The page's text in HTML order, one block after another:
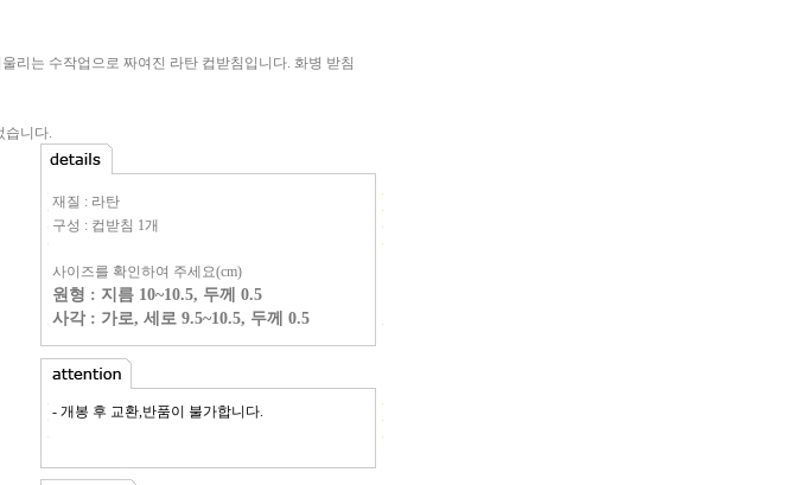
리는 수작업으로 짜여진 라탄 컵받침입니다. 화병 받침
습니다.
재질 : 라탄
구성 : 컵받침 1개
사이즈를 확인하여 주세요(cm)
원형 : 지름 10~10.5, 두께 0.5
사각 : 가로, 세로 9.5~10.5, 두께 0.5
- 개봉 후 교환,반품이 불가합니다.